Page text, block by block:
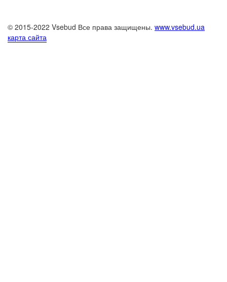
© 2015-2022 Vsebud Все права защищены. www.vsebud.ua
карта сайта